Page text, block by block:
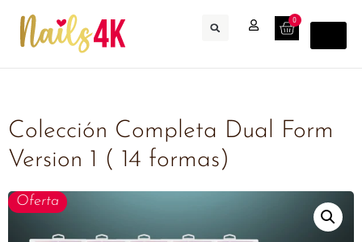
0
Colección Completa Dual Form
Version 1 ( 14 formas)
Oferta